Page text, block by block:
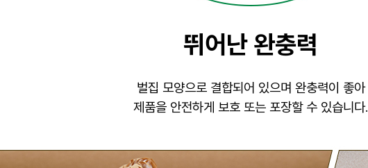
뛰어난 완충력
벌집 모양으로 결합되어 있으며 완충력이 좋아
제품을 안전하게 보호 또는 포장할 수 있습니다.